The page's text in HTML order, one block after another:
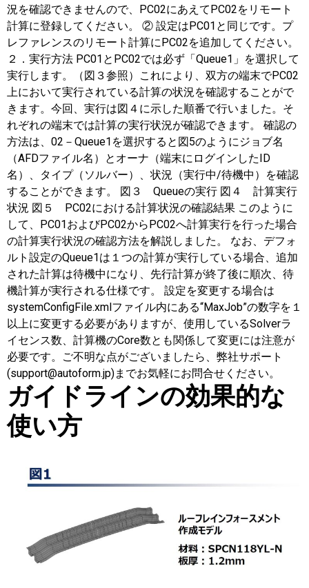
況を確認できませんので、PC02にあえてPC02をリモート
計算に登録してください。 ② 設定はPC01と同じです。プ
レファレンスのリモート計算にPC02を追加してください。
２．実行方法 PC01とPC02では必ず「Queue1」を選択して
実行します。（図３参照）これにより、双方の端末でPC02
上において実行されている計算の状況を確認することがで
きます。今回、実行は図４に示した順番で行いました。そ
れぞれの端末では計算の実行状況が確認できます。 確認の
方法は、02－Queue1を選択すると図5のようにジョブ名
（AFDファイル名）とオーナ（端末にログインしたID
名）、タイプ（ソルバー）、状況（実行中/待機中）を確認
することができます。 図３ Queueの実行 図４ 計算実行
状況 図５ PC02における計算状況の確認結果 このように
して、PC01およびPC02からPC02へ計算実行を行った場合
の計算実行状況の確認方法を解説しました。 なお、デフォ
ルト設定のQueue1は１つの計算が実行している場合、追加
された計算は待機中になり、先行計算が終了後に順次、待
機計算が実行される仕様です。 設定を変更する場合は
systemConfigFile.xmlファイル内にある“MaxJob”の数字を１
以上に変更する必要がありますが、使用しているSolverラ
イセンス数、計算機のCore数とも関係して変更には注意が
必要です。ご不明な点がございましたら、弊社サポート
(support@autoform.jp)までお気軽にお問合せください。
ガイドラインの効果的な
使い方